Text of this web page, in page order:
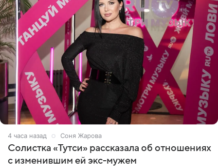
4 часа назад Соня Жарова
Солистка «Тутси» рассказала об отношениях
с изменившим ей экс-мужем